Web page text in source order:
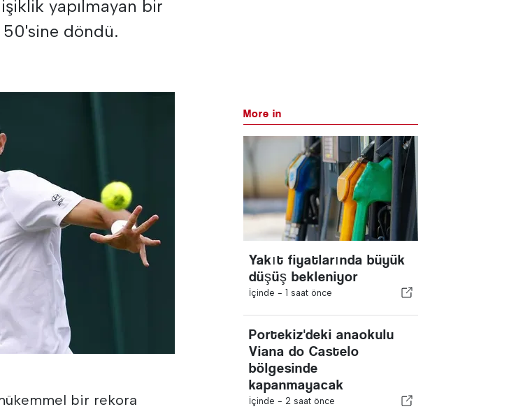
yapılmayan bir
50'sine döndü.
bir rekora
More in
Yakıt fiyatlarında büyük
düşüş bekleniyor
İçinde - 1 saat önce
Portekiz'deki anaokulu
Viana do Castelo
bölgesinde
kapanmayacak
İçinde - 2 saat önce